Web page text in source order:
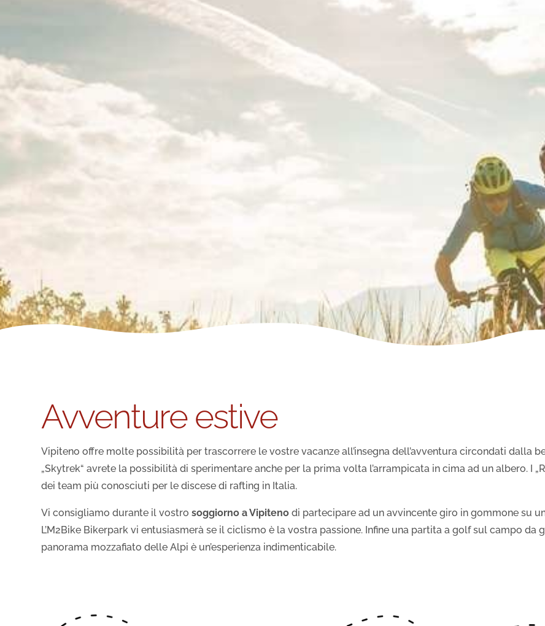
Avventure estive
Vipiteno offre molte possibilità per trascorrere le vostre vacanze all’insegna dell’avventura circondati dalla
„Skytrek“ avrete la possibilità di sperimentare anche per la prima volta l’arrampicata in cima ad un albero. I
dei team più conosciuti per le discese di rafting in Italia.
Vi consigliamo durante il vostrosoggiorno a Vipiteno di partecipare ad un avvincente giro in gommone su
L’M2Bike Bikerpark vi entusiasmerà se il ciclismo è la vostra passione. Infine una partita a golf sul campo da
panorama mozzafiato delle Alpi è un’esperienza indimenticabile.